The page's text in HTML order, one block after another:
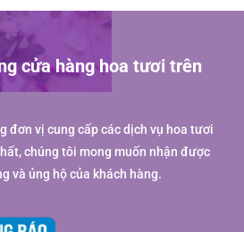
cửa hàng hoa tươi trên
đơn vị cung cấp các dịch vụ hoa tươi
chúng tôi mong muốn nhận được
và ủng hộ của khách hàng.